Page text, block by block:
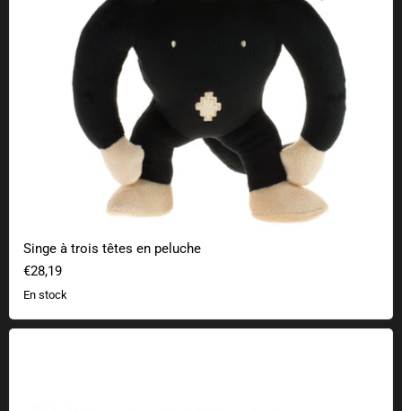
Singe à trois têtes en peluche
€28,19
En stock